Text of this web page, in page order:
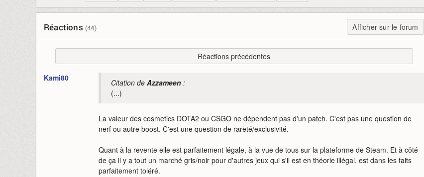
Réactions (44) Afficher sur le forum
Réactions précédentes
Kami80 Citation de Azzameen :
(...)
La valeur des cosmetics DOTA2 ou CSGO ne dépendent pas d'un patch. C'est pas une question de
nerf ou autre boost. C'est une question de rareté/exclusivité.
Quant à la revente elle est parfaitement légale, à la vue de tous sur la plateforme de Steam. Et à côté
de ça il y a tout un marché gris/noir pour d'autres jeux qui s'il est en théorie illégal, est dans les faits
parfaitement toléré.